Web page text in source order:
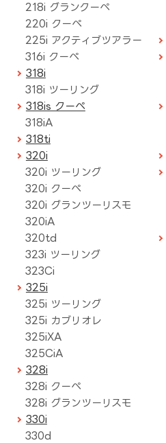
218i グランクーペ
220i クーペ
225i アクティブツアラー
316i クーペ
318i
318i ツーリング
318is クーペ
318iA
318ti
320i
320i ツーリング
320i クーペ
320i グランツーリスモ
320iA
320td
323i ツーリング
323Ci
325i
325i ツーリング
325i カブリオレ
325iXA
325CiA
328i
328i クーペ
328i グランツーリスモ
330i
330d